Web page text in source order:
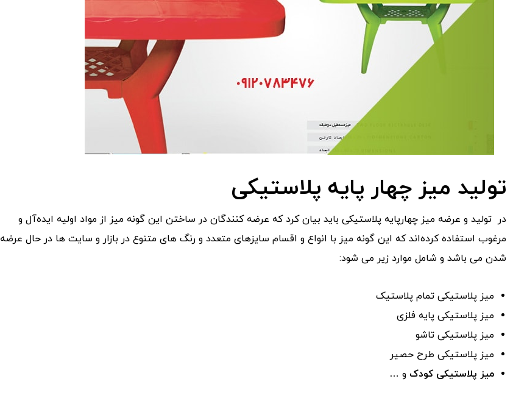
تولید میز چهار پایه پلاستیکی
در تولید و عرضه میز چهارپایه پلاستیکی باید بیان کرد که عرضه کنندگان در ساختن این گونه میز از مواد اولیه ایده‌آل و
مرغوب استفاده کرده‌اند که این گونه میز با انواع و اقسام سایزهای متعدد‌ و رنگ های متنوع در بازار و سایت ها در حال عرضه
شدن می باشد و شامل موارد زیر می شود:
میز پلاستیکی تمام پلاستیک
میز پلاستیکی پایه فلزی
میز پلاستیکی تاشو
میز پلاستیکی طرح حصیر
میز پلاستیکی کودک و …